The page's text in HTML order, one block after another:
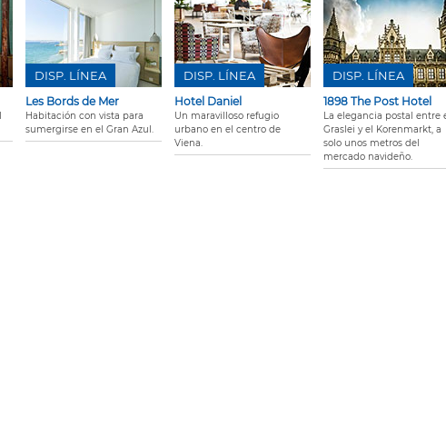
Les Bords de Mer
Habitación con vista para
sumergirse en el Gran Azul.
DISP. LÍNEA
Hotel Daniel
Un maravilloso refugio
urbano en el centro de
Viena.
DISP. LÍNEA
1898 The Post Hotel
La elegancia postal entre
Graslei y el Korenmarkt, a
solo unos metros del
mercado navideño.
DISP. LÍNEA